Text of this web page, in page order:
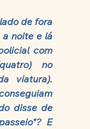
de fora
a noite e lá
com
no
viatura).
disse de
E